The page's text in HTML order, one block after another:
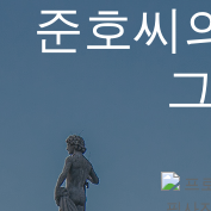
준호씨
그